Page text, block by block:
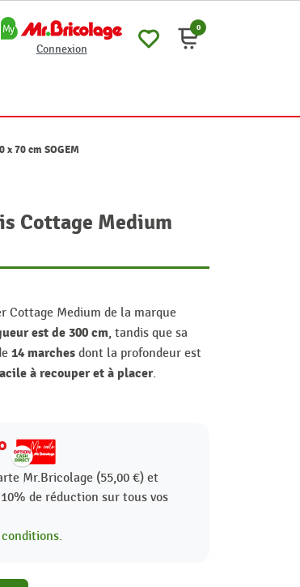
Connexion
0
x 70 cm SOGEM
Cottage Medium
Cottage Medium de la marque
est de 300 cm, tandis que sa
14 marches dont la profondeur est
à recouper et à placer.
Mr.Bricolage (55,00 €) et
10%de réduction sur tous vos